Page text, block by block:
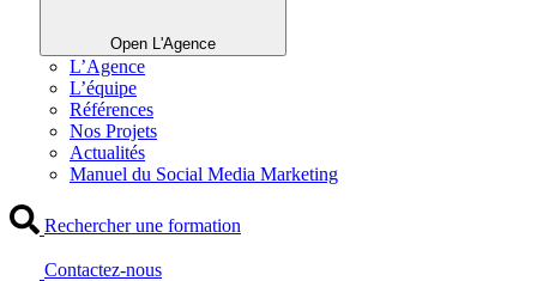
Open L'Agence
L’Agence
L’équipe
Références
Nos Projets
Actualités
Manuel du Social Media Marketing
Rechercher une formation
Contactez-nous